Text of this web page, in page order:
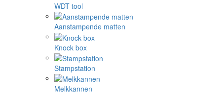
WDT tool
Aanstampende matten
Knock box
Stampstation
Melkkannen